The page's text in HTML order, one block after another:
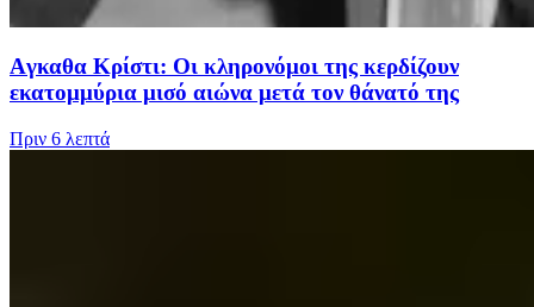
Aγκαθα Κρίστι: Οι κληρονόμοι της κερδίζουν
εκατομμύρια μισό αιώνα μετά τον θάνατό της
Πριν 6 λεπτά